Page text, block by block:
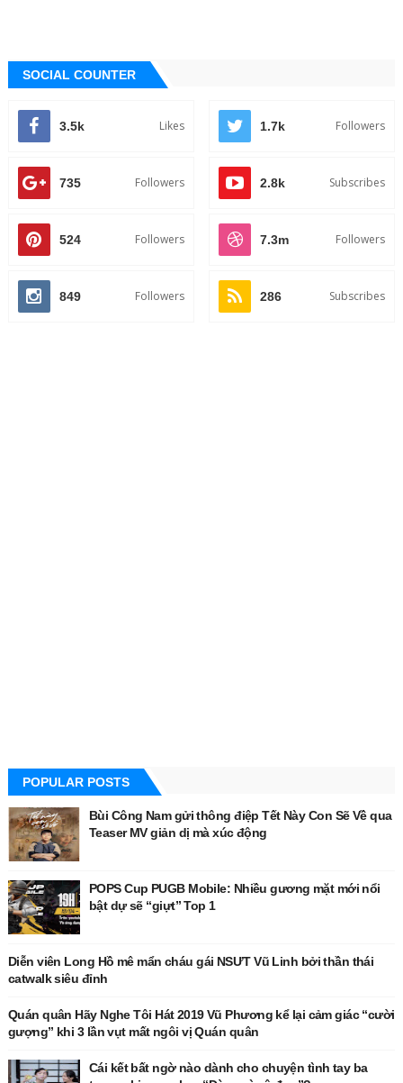
SOCIAL COUNTER
3.5k Likes 1.7k Followers
735 Followers 2.8k Subscribes
524 Followers 7.3m Followers
849 Followers 286 Subscribes
POPULAR POSTS
Bùi Công Nam gửi thông điệp Tết Này Con Sẽ Về qua
Teaser MV giản dị mà xúc động
POPS Cup PUGB Mobile: Nhiều gương mặt mới nổi
bật dự sẽ “giựt” Top 1
Diễn viên Long Hồ mê mẩn cháu gái NSƯT Vũ Linh bởi thần thái
catwalk siêu đỉnh
Quán quân Hãy Nghe Tôi Hát 2019 Vũ Phương kể lại cảm giác “cười
gượng” khi 3 lần vụt mất ngôi vị Quán quân
Cái kết bất ngờ nào dành cho chuyện tình tay ba